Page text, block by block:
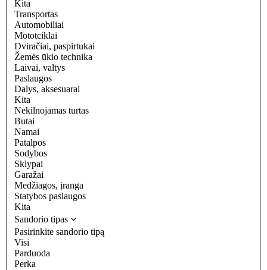
Kita
Transportas
Automobiliai
Mototciklai
Dviračiai, paspirtukai
Žemės ūkio technika
Laivai, valtys
Paslaugos
Dalys, aksesuarai
Kita
Nekilnojamas turtas
Butai
Namai
Patalpos
Sodybos
Sklypai
Garažai
Medžiagos, įranga
Statybos paslaugos
Kita
Sandorio tipas
Pasirinkite sandorio tipą
Visi
Parduoda
Perka